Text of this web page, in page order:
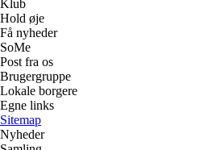
Klub
Hold øje
Få nyheder
SoMe
Post fra os
Brugergruppe
Lokale borgere
Egne links
Sitemap
Nyheder